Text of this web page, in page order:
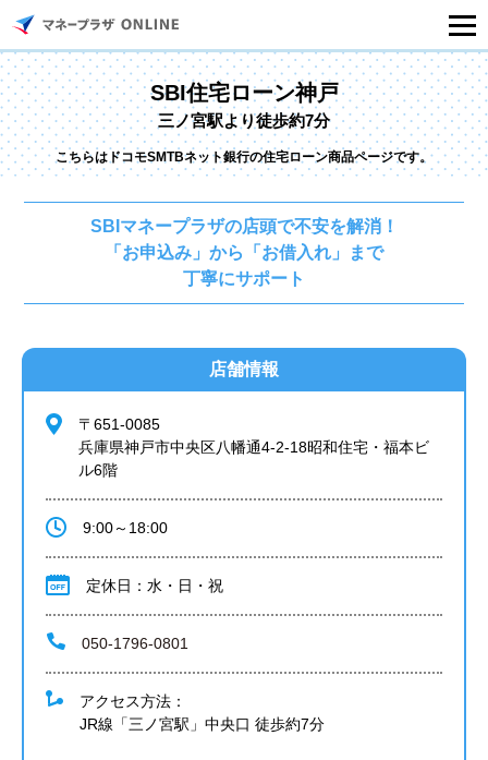
マネープラザONLINEとは
住宅ローンシミュレーション
SBI住宅ローン神戸
三ノ宮駅より徒歩約7分
こちらはドコモSMTBネット銀行の住宅ローン商品ページです。
SBIマネープラザの店頭で不安を解消！
「お申込み」から「お借入れ」まで
丁寧にサポート
店舗情報
〒651-0085
兵庫県神戸市中央区八幡通4-2-18昭和住宅・福本ビ
ル6階
9:00～18:00
定休日：水・日・祝
050-1796-0801
アクセス方法：
JR線「三ノ宮駅」中央口 徒歩約7分